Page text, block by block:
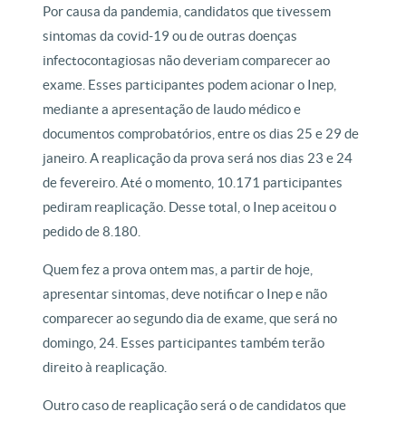
Por causa da pandemia, candidatos que tivessem
sintomas da covid-19 ou de outras doenças
infectocontagiosas não deveriam comparecer ao
exame. Esses participantes podem acionar o Inep,
mediante a apresentação de laudo médico e
documentos comprobatórios, entre os dias 25 e 29 de
janeiro. A reaplicação da prova será nos dias 23 e 24
de fevereiro. Até o momento, 10.171 participantes
pediram reaplicação. Desse total, o Inep aceitou o
pedido de 8.180.
Quem fez a prova ontem mas, a partir de hoje,
apresentar sintomas, deve notificar o Inep e não
comparecer ao segundo dia de exame, que será no
domingo, 24. Esses participantes também terão
direito à reaplicação.
Outro caso de reaplicação será o de candidatos que